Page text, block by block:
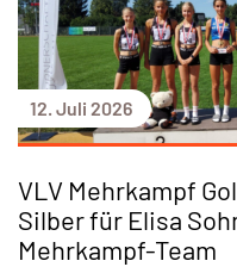
12. Juli 2026
VLV Mehrkampf
Silber für Elisa
Mehrkampf-Team